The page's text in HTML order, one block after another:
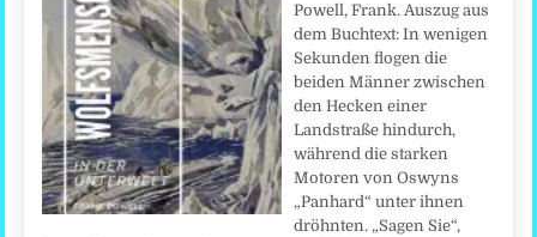
Powell, Frank. Auszug aus
dem Buchtext: In wenigen
Sekunden flogen die
beiden Männer zwischen
den Hecken einer
Landstraße hindurch,
während die starken
Motoren von Oswyns
„Panhard“ unter ihnen
dröhnten. „Sagen Sie“,